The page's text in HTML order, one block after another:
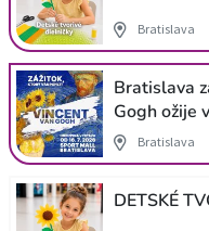
Bratislava
Bratislava
Gogh ožije
Bratislava
DETSKÉ